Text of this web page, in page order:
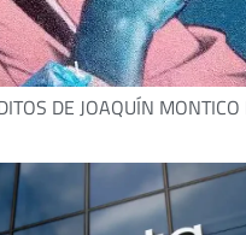
DE JOAQUÍN